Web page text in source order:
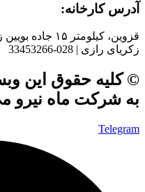
آدرس کارخانه:
قزوین، کیلومتر
زکریای رازی | 028-33453266
© کلیه حقوق این
به شرکت ماه نیرو
Telegram